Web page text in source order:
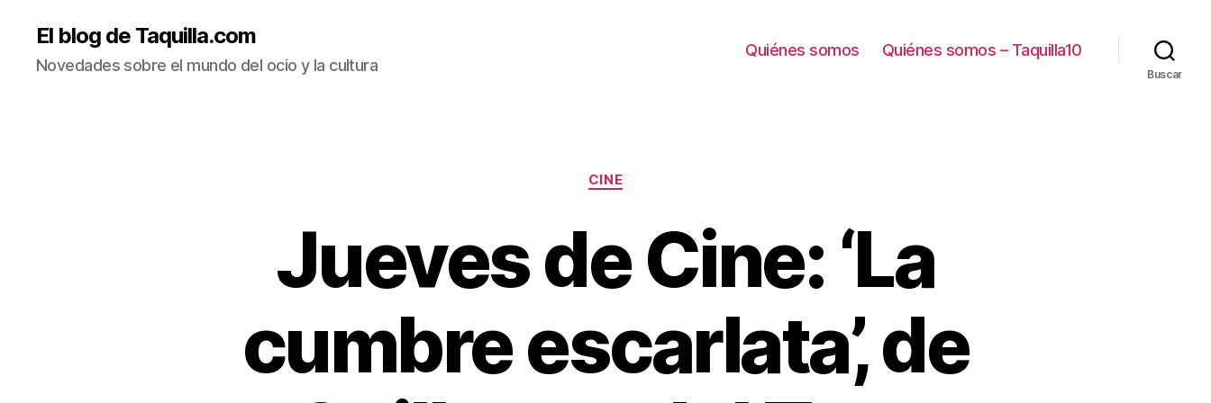
El blog de Taquilla.com
Novedades sobre el mundo del ocio y la cultura
Quiénes somos Quiénes somos – Taquilla10
Buscar
Categorías
CINE
Jueves de Cine: ‘La
cumbre escarlata’, de